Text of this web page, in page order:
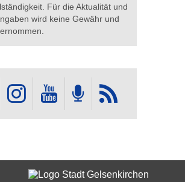
Für die Aktualität und
wird keine Gewähr und